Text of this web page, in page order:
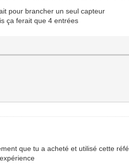
pour brancher un seul capteur
ça ferait que 4 entrées
que tu a acheté et utilisé cette